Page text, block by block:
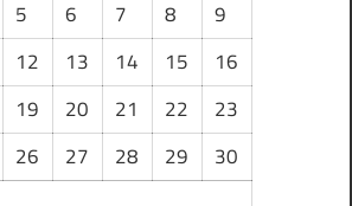
5 6 7 8
9
12 13 14 15
16
19 20 21 22
23
26 27 28 29
30